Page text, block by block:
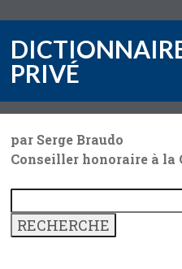
PRIVÉ
par Serge Braudo
Conseiller honoraire à la